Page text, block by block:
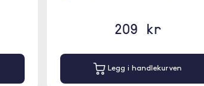
209 kr
Legg i handlekurven